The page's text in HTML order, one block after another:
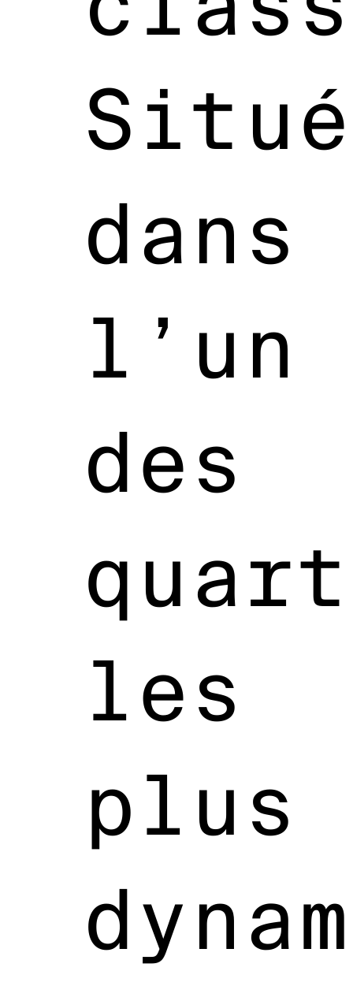
Situé
dans
l’un
des
les
plus